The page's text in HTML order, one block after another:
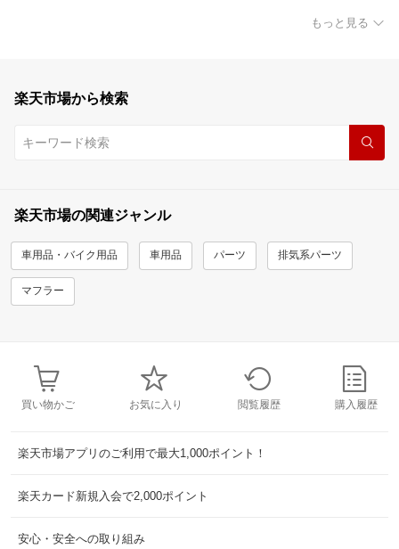
もっと見る
楽天市場から検索
楽天市場の関連ジャンル
車用品・バイク用品 車用品 パーツ 排気系パーツ
マフラー
買い物かご お気に入り 閲覧履歴 購入履歴
楽天市場アプリのご利用で最大1,000ポイント！
楽天カード新規入会で2,000ポイント
安心・安全への取り組み